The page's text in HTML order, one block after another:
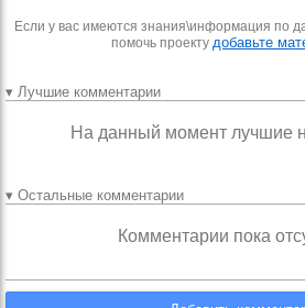
Если у вас имеются знания\информация по
помочь проекту добавьте
▾ Лучшие комментарии
На данный момент лучшие
▾ Остальные комментарии
Комментарии пока